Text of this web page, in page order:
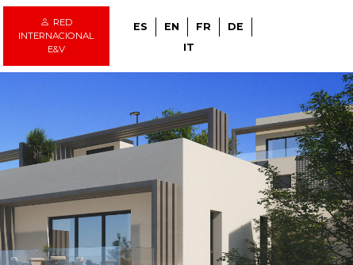
RED
INTERNACIONAL
E&V
ES EN FR
DE
IT